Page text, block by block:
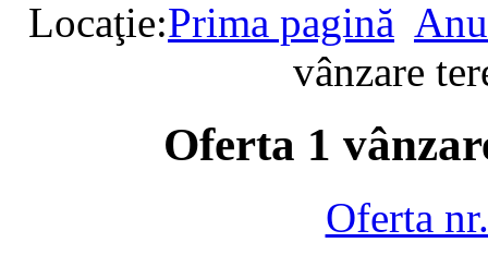
Locaţie:Prima pagină
vânzare
Oferta 1
Oferta